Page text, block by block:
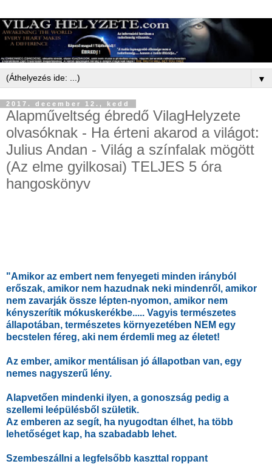
▼
2017. december 12., kedd
Alapműveltség ébredő VilagHelyzete
olvasóknak - Ha érteni akarod a világot:
Julius Andan - Világ a színfalak mögött
(Az elme gyilkosai) TELJES 5 óra
hangoskönyv
"Amikor az embert nem fenyegeti minden irányból
erőszak, amikor nem hazudnak neki mindenről, amikor
nem zavarják össze lépten-nyomon, amikor nem
kényszerítik mókuskerékbe..... Vagyis természetes
állapotában, természetes környezetében NEM egy
becstelen féreg, aki nem érdemli meg az életet!
Az ember, amikor mentálisan jó állapotban van, egy
nemes nagyszerű lény.
Alapvetően mindenki ilyen, a gonoszság pedig a
szellemi leépülésből születik.
Az emberen az segít, ha nyugodtan élhet, ha több
lehetőséget kap, ha szabadabb lehet.
Szembeszállni a legfelsőbb kaszttal roppant